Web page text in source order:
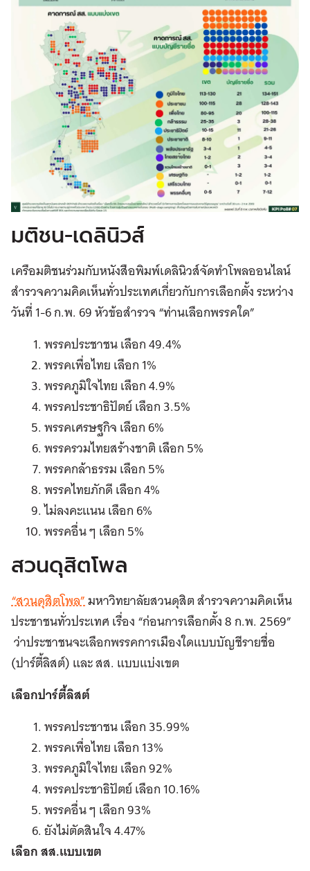
มติชน-เดลินิวส์
เครือมติชนร่วมกับหนังสือพิมพ์เดลินิวส์จัดทำโพลออนไลน์
สำรวจความคิดเห็นทั่วประเทศเกี่ยวกับการเลือกตั้ง ระหว่าง
วันที่ 1-6 ก.พ. 69 หัวข้อสำรวจ “ท่านเลือกพรรคใด”
พรรคประชาชน เลือก 49.4%
พรรคเพื่อไทย เลือก 1%
พรรคภูมิใจไทย เลือก 4.9%
พรรคประชาธิปัตย์ เลือก 3.5%
พรรคเศรษฐกิจ เลือก 6%
พรรครวมไทยสร้างชาติ เลือก 5%
พรรคกล้าธรรม เลือก 5%
พรรคไทยภักดี เลือก 4%
ไม่ลงคะแนน เลือก 6%
พรรคอื่น ๆ เลือก 5%
สวนดุสิตโพล
“สวนดุสิตโพล”มหาวิทยาลัยสวนดุสิต สำรวจความคิดเห็น
ประชาชนทั่วประเทศ เรื่อง “ก่อนการเลือกตั้ง 8 ก.พ. 2569”
ว่าประชาชนจะเลือกพรรคการเมืองใดแบบบัญชีรายชื่อ
(ปาร์ตี้ลิสต์) และ สส. แบบแบ่งเขต
เลือกปาร์ตี้ลิสต์
พรรคประชาชน เลือก 35.99%
พรรคเพื่อไทย เลือก 13%
พรรคภูมิใจไทย เลือก 92%
พรรคประชาธิปัตย์ เลือก 10.16%
พรรคอื่น ๆ เลือก 93%
ยังไม่ตัดสินใจ 4.47%
เลือก สส.แบบเขต